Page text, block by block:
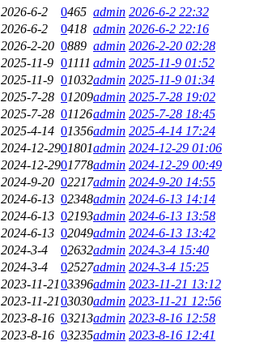
2026-6-2 0465 admin 2026-6-2 22:32
2026-6-2 0418 admin 2026-6-2 22:16
2026-2-20 0889 admin 2026-2-20 02:28
2025-11-9 01111 admin 2025-11-9 01:52
2025-11-9 01032admin 2025-11-9 01:34
2025-7-28 01209admin 2025-7-28 19:02
2025-7-28 01126admin 2025-7-28 18:45
2025-4-14 01356admin 2025-4-14 17:24
2024-12-2901801admin 2024-12-29 01:06
2024-12-2901778admin 2024-12-29 00:49
2024-9-20 02217admin 2024-9-20 14:55
2024-6-13 02348admin 2024-6-13 14:14
2024-6-13 02193admin 2024-6-13 13:58
2024-6-13 02049admin 2024-6-13 13:42
2024-3-4 02632admin 2024-3-4 15:40
2024-3-4 02527admin 2024-3-4 15:25
2023-11-2103396admin 2023-11-21 13:12
2023-11-2103030admin 2023-11-21 12:56
2023-8-16 03213admin 2023-8-16 12:58
2023-8-16 03235admin 2023-8-16 12:41